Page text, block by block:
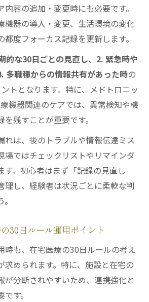
容の追加・変更時にも必要です。
機器の導入・変更、生活環境の変化
度フォーカス記録を更新します。
的な30日ごとの見直し、 2. 緊急時や
多職種からの情報共有があった時の
トとなります。特に、メドトロニッ
機器関連のケアでは、異常検知や機
残すことが重要です。
れは、後のトラブルや情報伝達ミス
場ではチェックリストやリマインダ
す。初心者はまず「記録の見直し
理し、経験者は状況ごとに柔軟な判
30日ルール運用ポイント
時も、在宅医療の30日ルールの考え
求められます。特に、施設と在宅の
が分断されやすいため、連携強化と
す。